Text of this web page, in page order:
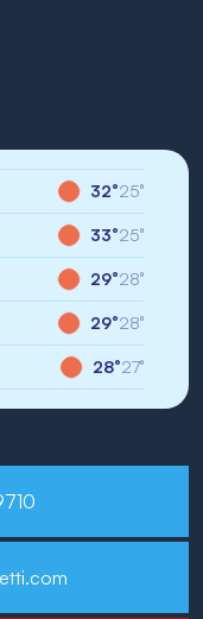
32°25°
33°25°
29°28°
29°28°
28°27°